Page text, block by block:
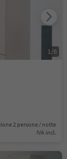
2 persone / notte
IVA incl.
1 /6